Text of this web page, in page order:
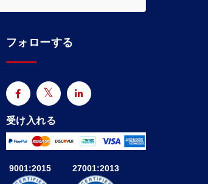
フォローする
受け入れる
9001:2015 27001:2013